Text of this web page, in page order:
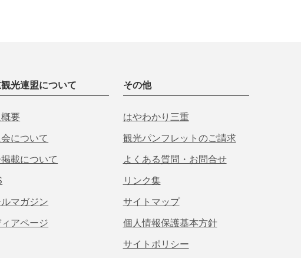
光連盟について
要
について
載について
マガジン
アページ
その他
はやわかり三重
観光パンフレットのご請求
よくある質問・お問合せ
リンク集
サイトマップ
個人情報保護基本方針
サイトポリシー